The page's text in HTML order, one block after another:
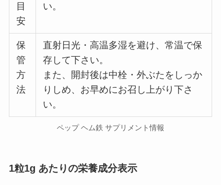
目
安
い。
保
管
方
法
直射日光・高温多湿を避け、常温で保
存して下さい。
また、開封後は中栓・外ぶたをしっか
りしめ、お早めにお召し上がり下さ
い。
ペップ ヘム鉄 サプリメント情報
1粒1g あたりの栄養成分表示